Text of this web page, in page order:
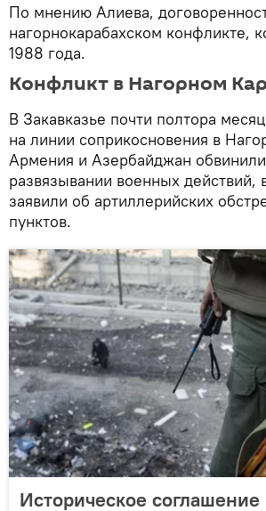
По мнению Алиева,
нагорнокарабахском конфликте,
1988 года.
Конфликт в Нагорном
В Закавказье почти полтора
на линии соприкосновения в
Армения и Азербайджан обвинили
развязывании военных действий,
заявили об артиллерийских
пунктов.
Историческое соглашение